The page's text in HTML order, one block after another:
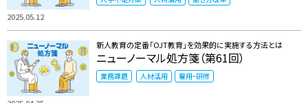
2025.05.12
新人教育の定番「OJT教育」を効果的に実施する方法とは
ニューノーマル処方箋（第61回）
業務課題 人材活用 雇用・研修